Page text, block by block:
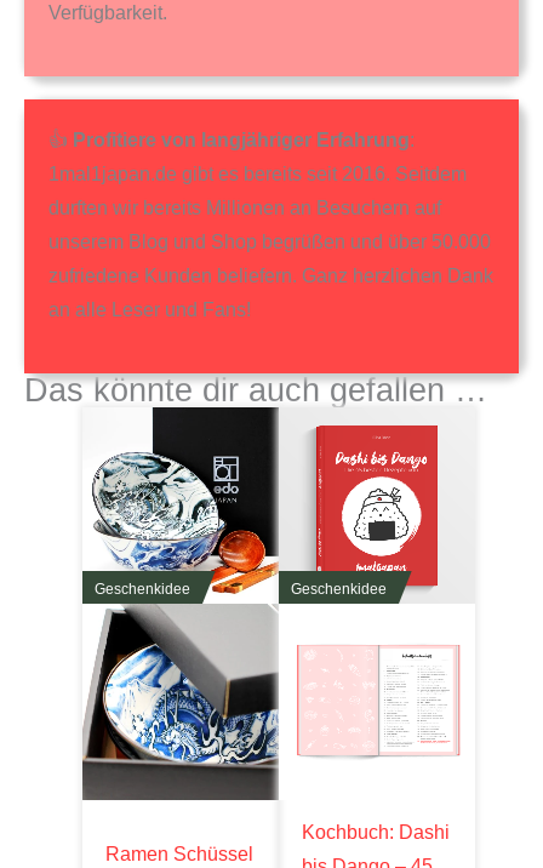
Verfügbarkeit.
👍 Profitiere von langjähriger Erfahrung:
1mal1japan.de gibt es bereits seit 2016. Seitdem
durften wir bereits Millionen an Besuchern auf
unserem Blog und Shop begrüßen und über 50.000
zufriedene Kunden beliefern. Ganz herzlichen Dank
an alle Leser und Fans!
Das könnte dir auch gefallen …
Geschenkidee
Ramen Schüssel
Geschenkidee
Kochbuch: Dashi